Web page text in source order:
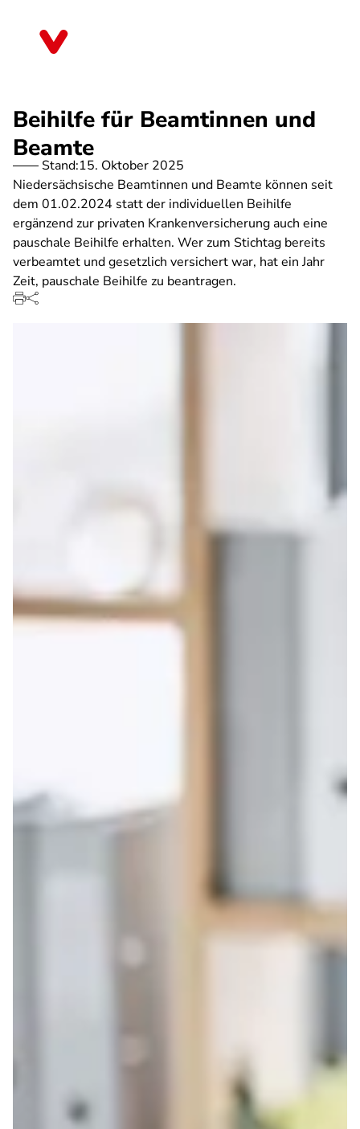
Beihilfe für Beamtinnen und
Beamte
Stand:15. Oktober 2025
Niedersächsische Beamtinnen und Beamte können seit
dem 01.02.2024 statt der individuellen Beihilfe
ergänzend zur privaten Krankenversicherung auch eine
pauschale Beihilfe erhalten. Wer zum Stichtag bereits
verbeamtet und gesetzlich versichert war, hat ein Jahr
Zeit, pauschale Beihilfe zu beantragen.